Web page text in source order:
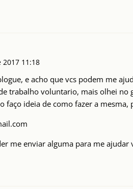
2017 11:18
e acho que vcs podem me
trabalho voluntario, mais olhei no
faço ideia de como fazer a mesma,
me enviar alguma para me ajudar